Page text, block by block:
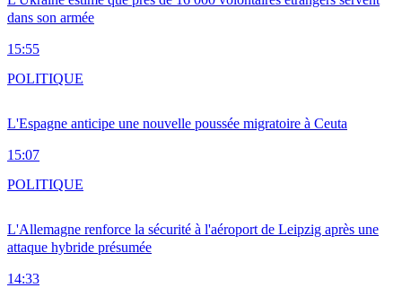
dans son armée
15:55
L'Espagne anticipe une nouvelle poussée migratoire à Ceuta
15:07
POLITIQUE
L'Allemagne renforce la sécurité à l'aéroport de Leipzig après une
attaque hybride présumée
14:33
POLITIQUE